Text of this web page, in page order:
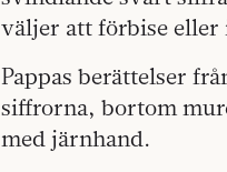
väljer att förbise eller
Pappas berättelser
siffrorna, bortom
med järnhand.